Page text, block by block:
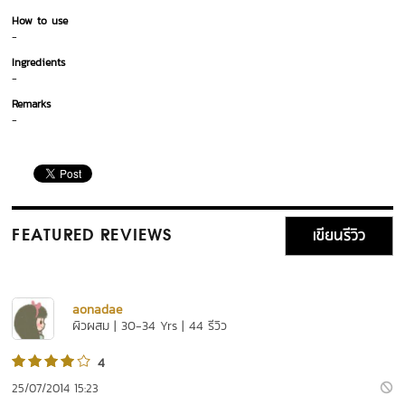
How to use
-
Ingredients
-
Remarks
-
FEATURED REVIEWS เขียนรีวิว
aonadae
ผิวผสม | 30-34 Yrs | 44 รีวิว
4
25/07/2014 15:23